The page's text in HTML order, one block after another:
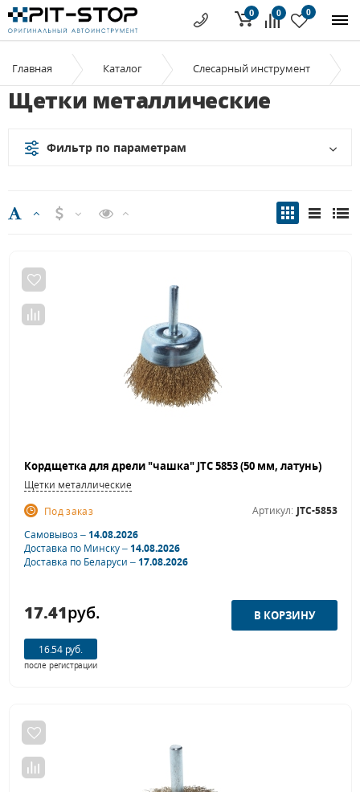
0 0
0
Главная Каталог Слесарный инструмент
Щетки металлические
Фильтр по параметрам
Кордщетка для дрели "чашка" JTC 5853 (50 мм, латунь)
Щетки металлические
Под заказ
Артикул: JTC-5853
Самовывоз –14.08.2026
Доставка по Минску –14.08.2026
Доставка по Беларуси –17.08.2026
17.41руб.
16.54 руб.
после регистрации